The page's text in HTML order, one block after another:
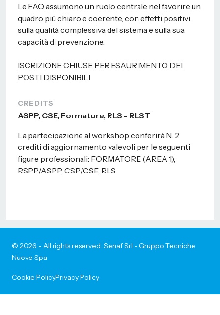
Le FAQ assumono un ruolo centrale nel favorire un
quadro più chiaro e coerente, con effetti positivi
sulla qualità complessiva del sistema e sulla sua
capacità di prevenzione.
ISCRIZIONE CHIUSE PER ESAURIMENTO DEI
POSTI DISPONIBILI
CREDITS
ASPP, CSE, Formatore, RLS - RLST
La partecipazione al workshop conferirà N. 2
crediti di aggiornamento valevoli per le seguenti
figure professionali: FORMATORE (AREA 1),
RSPP/ASPP, CSP/CSE, RLS
© 2026 - All rights reserved. Senaf Srl - Gruppo Tecniche
Nuove Spa
Cookie PolicyPrivacy Policy